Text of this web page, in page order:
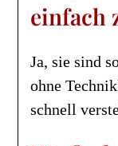
einfach
Ja, sie sind
ohne
schnell